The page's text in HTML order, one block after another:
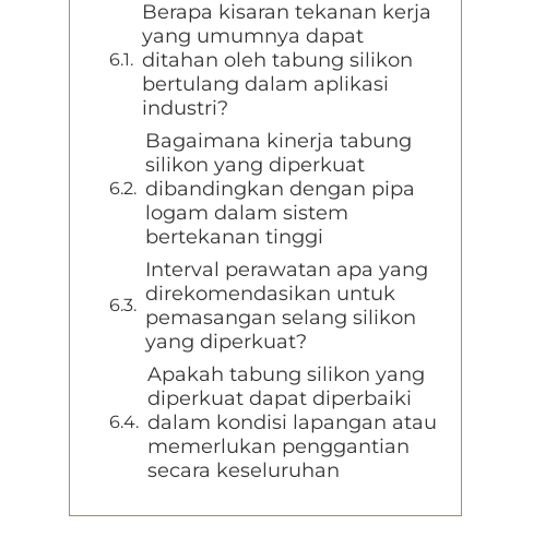
Berapa kisaran tekanan kerja
yang umumnya dapat
ditahan oleh tabung silikon
bertulang dalam aplikasi
industri?
Bagaimana kinerja tabung
silikon yang diperkuat
dibandingkan dengan pipa
logam dalam sistem
bertekanan tinggi
Interval perawatan apa yang
direkomendasikan untuk
pemasangan selang silikon
yang diperkuat?
Apakah tabung silikon yang
diperkuat dapat diperbaiki
dalam kondisi lapangan atau
memerlukan penggantian
secara keseluruhan